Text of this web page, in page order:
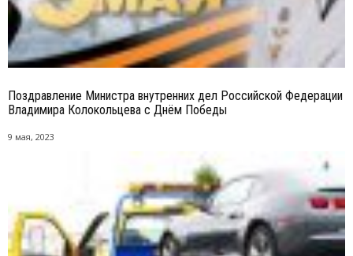
Поздравление Министра внутренних дел Российской Федерации
Владимира Колокольцева с Днём Победы
9 мая, 2023